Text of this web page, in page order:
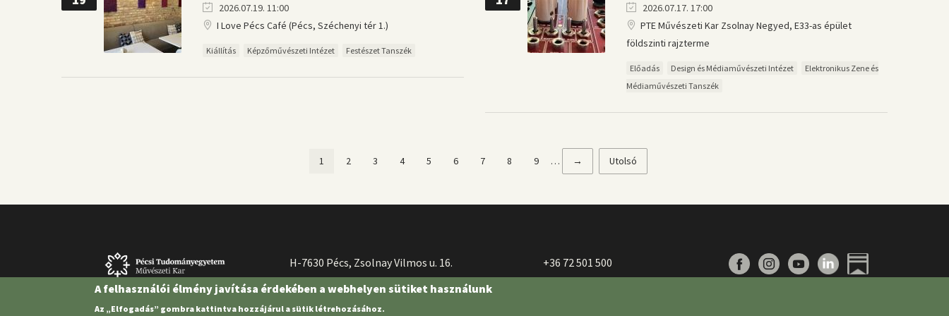
2026.07.19. 11:00
I Love Pécs Café (Pécs, Széchenyi tér 1.)
Kiállítás Képzőművészeti Intézet Festészet Tanszék
2026.07.17. 17:00
PTE Művészeti Kar Zsolnay Negyed, E33-as épület
földszinti rajzterme
Előadás Design és Médiaművészeti Intézet
Elektronikus Zene és
Médiaművészeti Tanszék
Jelenlegi
1 Page
2 Page
3 Page
4 Page
5 Page
6 Page
7 Page
8 Page
9 …
Következő
oldal
→
Utolsó
oldal
Utolsó
H-7630 Pécs, Zsolnay Vilmos u. 16.
+36 72 501 500
A felhasználói élmény javítása érdekében a webhelyen sütiket használunk
Az „Elfogadás” gombra kattintva hozzájárul a sütik létrehozásához.